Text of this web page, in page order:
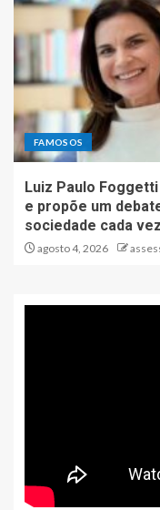
FAMOSOS
Luiz Paulo
e propõe um
sociedade cada
agosto 4, 2026